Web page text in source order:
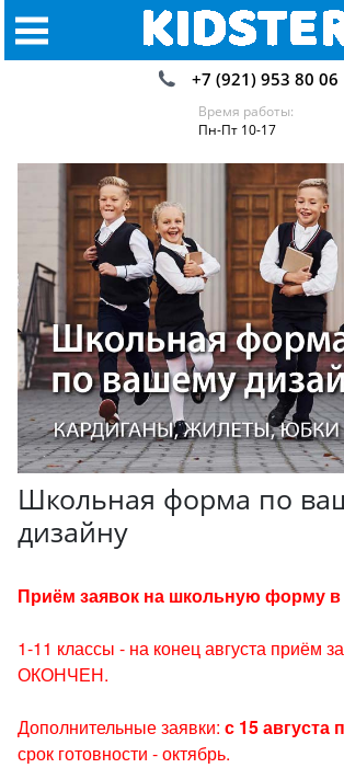
+7 (921) 953 80 06
Время работы:
Пн-Пт 10-17
Школьная форма по
дизайну
Приём заявок на школьную форму в
1-11 классы - на конец августа приём
ОКОНЧЕН.
Дополнительные заявки: с 15 августа
срок готовности - октябрь.